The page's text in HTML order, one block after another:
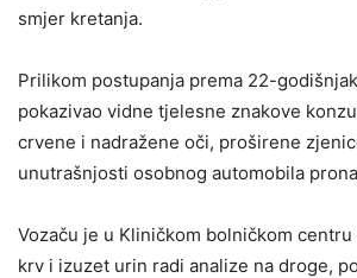
smjer kretanja.
Prilikom postupanja prema 22-
pokazivao vidne tjelesne znakove
crvene i nadražene oči, proširene
unutrašnjosti osobnog automobila
Vozaču je u Kliničkom bolničkom
krv i izuzet urin radi analize na droge,